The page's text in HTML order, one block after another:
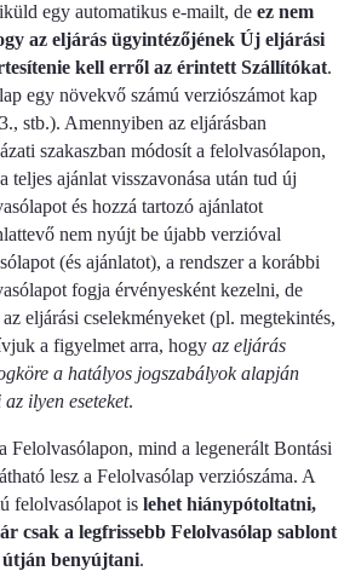
egy automatikus e-mailt, de ez nem
az eljárás ügyintézőjének Új eljárási
kell erről az érintett Szállítókat.
egy növekvő számú verziószámot kap
stb.). Amennyiben az eljárásban
szakaszban módosít a felolvasólapon,
teljes ajánlat visszavonása után tud új
és hozzá tartozó ajánlatot
nem nyújt be újabb verzióval
(és ajánlatot), a rendszer a korábbi
fogja érvényesként kezelni, de
eljárási cselekményeket (pl. megtekintés,
a figyelmet arra, hogy az eljárás
a hatályos jogszabályok alapján
ilyen eseteket.
Felolvasólapon, mind a legenerált Bontási
lesz a Felolvasólap verziószáma. A
felolvasólapot is lehet hiánypótoltatni,
csak a legfrissebb Felolvasólap sablont
útján benyújtani.